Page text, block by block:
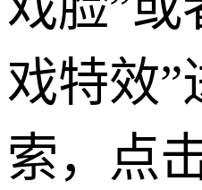
戏特效”
索，点